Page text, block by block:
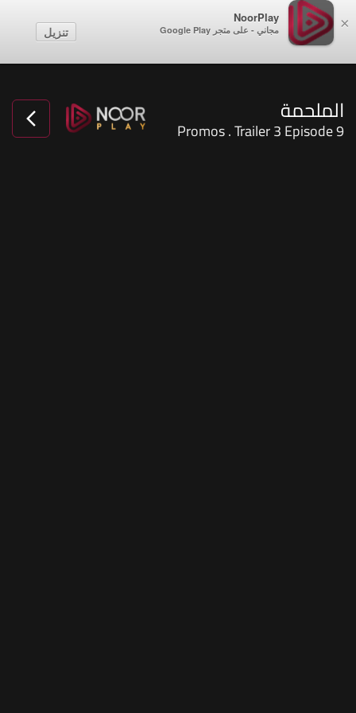
×
NoorPlay
مجاني - على متجر Google Play تنزيل
الملحمة
Promos . Trailer 3 Episode 9